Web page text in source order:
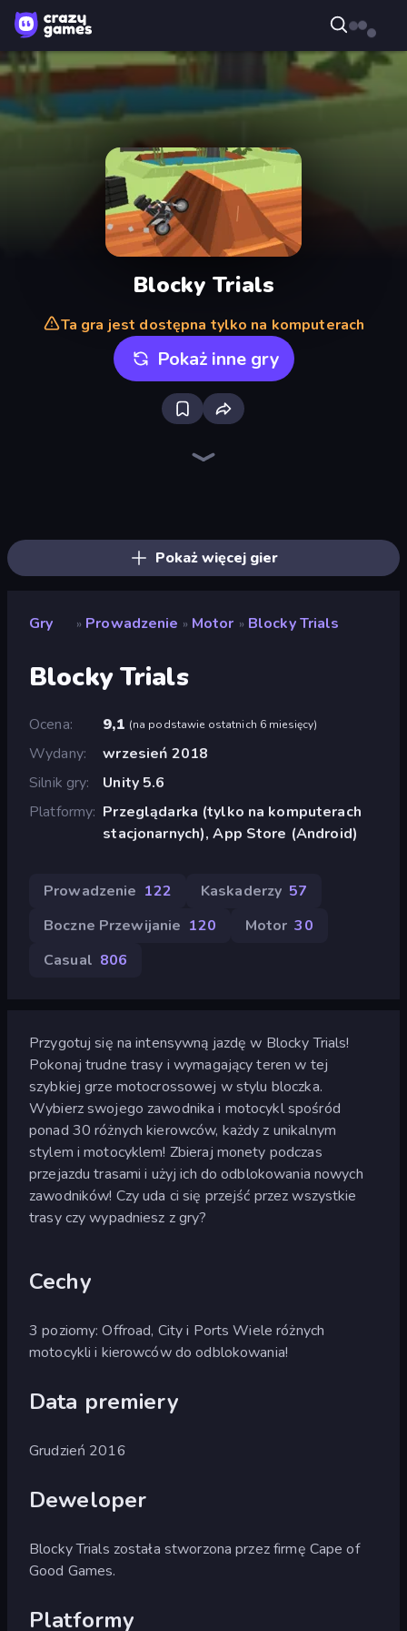
Blocky Trials
Ta gra jest dostępna tylko na komputerach
Pokaż inne gry
Pokaż więcej gier
Gry » Prowadzenie » Motor » Blocky Trials
Blocky Trials
Ocena 9,1 (na podstawie ostatnich 6 miesięcy)
Wydany
wrzesień 2018
Silnik gry
Unity 5.6
Platformy Przeglądarka (tylko na komputerach
stacjonarnych), App Store (Android)
Prowadzenie 122 Kaskaderzy 57
Boczne Przewijanie 120 Motor 30
Casual 806
Przygotuj się na intensywną jazdę w Blocky Trials!
Pokonaj trudne trasy i wymagający teren w tej
szybkiej grze motocrossowej w stylu bloczka.
Wybierz swojego zawodnika i motocykl spośród
ponad 30 różnych kierowców, każdy z unikalnym
stylem i motocyklem! Zbieraj monety podczas
przejazdu trasami i użyj ich do odblokowania nowych
zawodników! Czy uda ci się przejść przez wszystkie
trasy czy wypadniesz z gry?
Cechy
3 poziomy: Offroad, City i Ports Wiele różnych
motocykli i kierowców do odblokowania!
Data premiery
Grudzień 2016
Deweloper
Blocky Trials została stworzona przez firmę Cape of
Good Games.
Platformy